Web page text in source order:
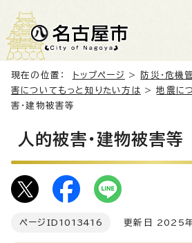
現在の位置： トップページ > 防災・危機
害についてもっと知りたい方は >地震に
害・建物被害等
人的被害・建物被害等
ページID 1013416 更新日 2025年